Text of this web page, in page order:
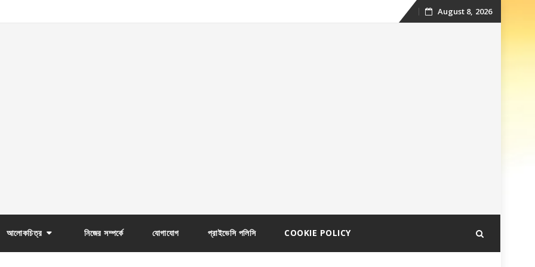
Skip
August 8, 2026
আলোকচিত্র নিজের সম্পর্কে যোগাযোগ প্রাইভেসি পলিসি COOKIE POLICY